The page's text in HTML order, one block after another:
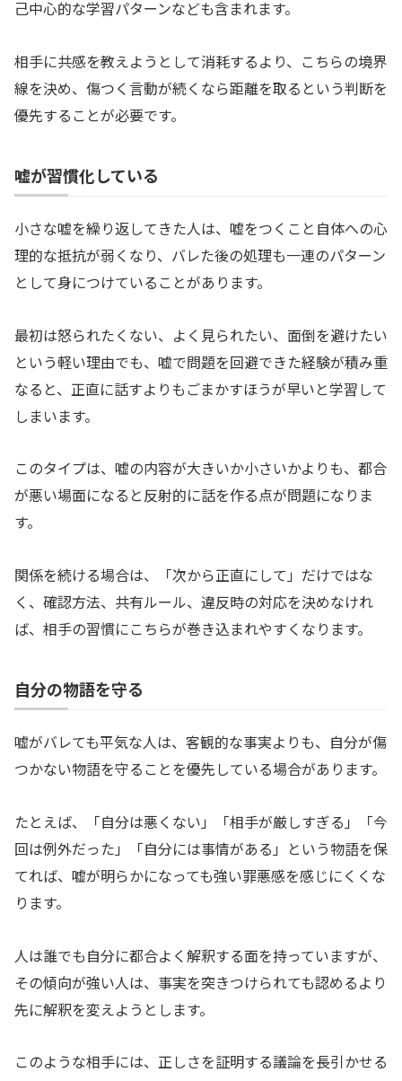
己中心的な学習パターンなども含まれます。
相手に共感を教えようとして消耗するより、こちらの境界
線を決め、傷つく言動が続くなら距離を取るという判断を
優先することが必要です。
嘘が習慣化している
小さな嘘を繰り返してきた人は、嘘をつくこと自体への心
理的な抵抗が弱くなり、バレた後の処理も一連のパターン
として身につけていることがあります。
最初は怒られたくない、よく見られたい、面倒を避けたい
という軽い理由でも、嘘で問題を回避できた経験が積み重
なると、正直に話すよりもごまかすほうが早いと学習して
しまいます。
このタイプは、嘘の内容が大きいか小さいかよりも、都合
が悪い場面になると反射的に話を作る点が問題になりま
す。
関係を続ける場合は、「次から正直にして」だけではな
く、確認方法、共有ルール、違反時の対応を決めなけれ
ば、相手の習慣にこちらが巻き込まれやすくなります。
自分の物語を守る
嘘がバレても平気な人は、客観的な事実よりも、自分が傷
つかない物語を守ることを優先している場合があります。
たとえば、「自分は悪くない」「相手が厳しすぎる」「今
回は例外だった」「自分には事情がある」という物語を保
てれば、嘘が明らかになっても強い罪悪感を感じにくくな
ります。
人は誰でも自分に都合よく解釈する面を持っていますが、
その傾向が強い人は、事実を突きつけられても認めるより
先に解釈を変えようとします。
このような相手には、正しさを証明する議論を長引かせる